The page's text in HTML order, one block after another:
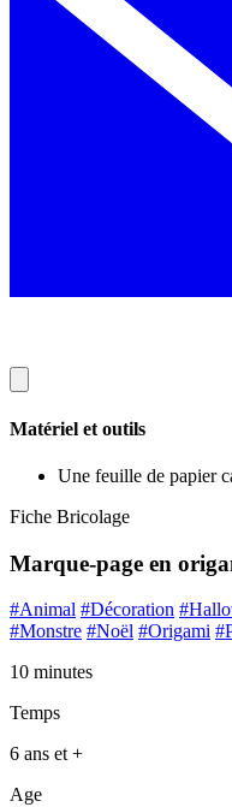
Matériel et outils
Une feuille de papier
Fiche Bricolage
Marque-page en
#Animal #Décoration
#Monstre #Noël #Origami
10 minutes
Temps
6 ans et +
Age